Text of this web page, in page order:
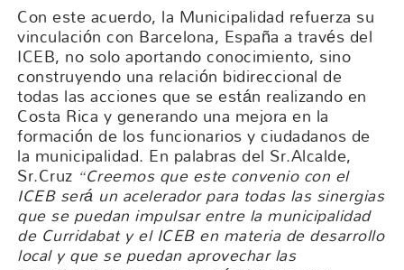
Con este acuerdo, la Municipalidad refuerza su
vinculación con Barcelona, España a través del
ICEB, no solo aportando conocimiento, sino
construyendo una relación bidireccional de
todas las acciones que se están realizando en
Costa Rica y generando una mejora en la
formación de los funcionarios y ciudadanos de
la municipalidad. En palabras del Sr.Alcalde,
Sr.Cruz “Creemos que este convenio con el
ICEB será un acelerador para todas las sinergias
que se puedan impulsar entre la municipalidad
de Curridabat y el ICEB en materia de desarrollo
local y que se puedan aprovechar las